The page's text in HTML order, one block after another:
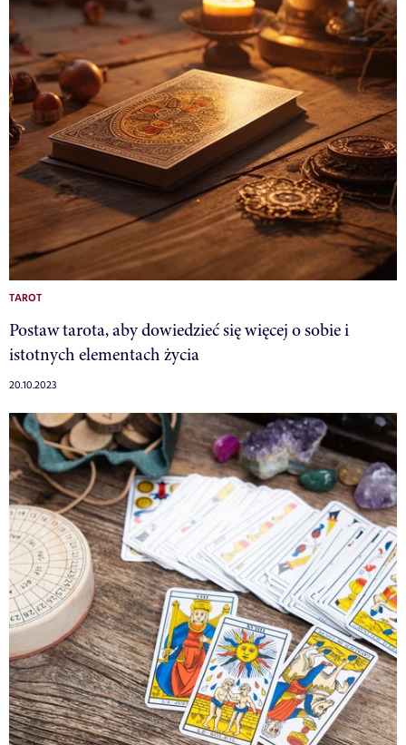
TAROT
Postaw tarota, aby dowiedzieć się więcej o sobie i
istotnych elementach życia
20.10.2023